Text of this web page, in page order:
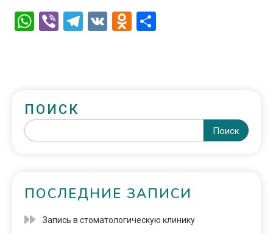
WhatsApp
ViberTelegram
VK Odnoklassniki
ПОИСК
Поиск
ПОСЛЕДНИЕ ЗАПИСИ
Запись в стоматологическую клинику